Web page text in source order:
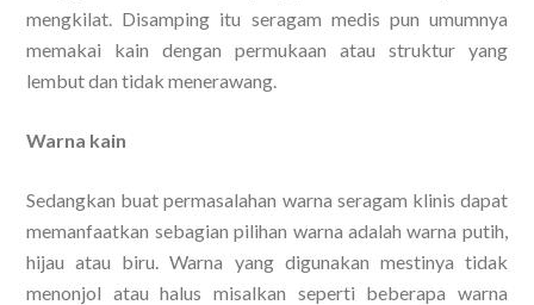
mengkilat. Disamping itu seragam medis pun umumnya
memakai kain dengan permukaan atau struktur yang
lembut dan tidak menerawang.
Warna kain
Sedangkan buat permasalahan warna seragam klinis dapat
memanfaatkan sebagian pilihan warna adalah warna putih,
hijau atau biru. Warna yang digunakan mestinya tidak
menonjol atau halus misalkan seperti beberapa warna